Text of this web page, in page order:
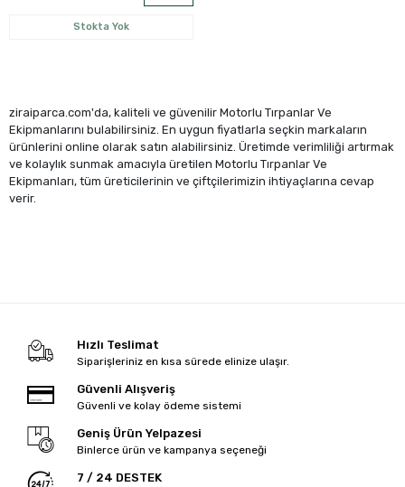
Stokta Yok
ziraiparca.com'da, kaliteli ve güvenilir Motorlu Tırpanlar Ve
Ekipmanlarını bulabilirsiniz. En uygun fiyatlarla seçkin markaların
ürünlerini online olarak satın alabilirsiniz. Üretimde verimliliği artırmak
ve kolaylık sunmak amacıyla üretilen Motorlu Tırpanlar Ve
Ekipmanları, tüm üreticilerinin ve çiftçilerimizin ihtiyaçlarına cevap
verir.
Hızlı Teslimat
Siparişleriniz en kısa sürede elinize ulaşır.
Güvenli Alışveriş
Güvenli ve kolay ödeme sistemi
Geniş Ürün Yelpazesi
Binlerce ürün ve kampanya seçeneği
7 / 24 DESTEK